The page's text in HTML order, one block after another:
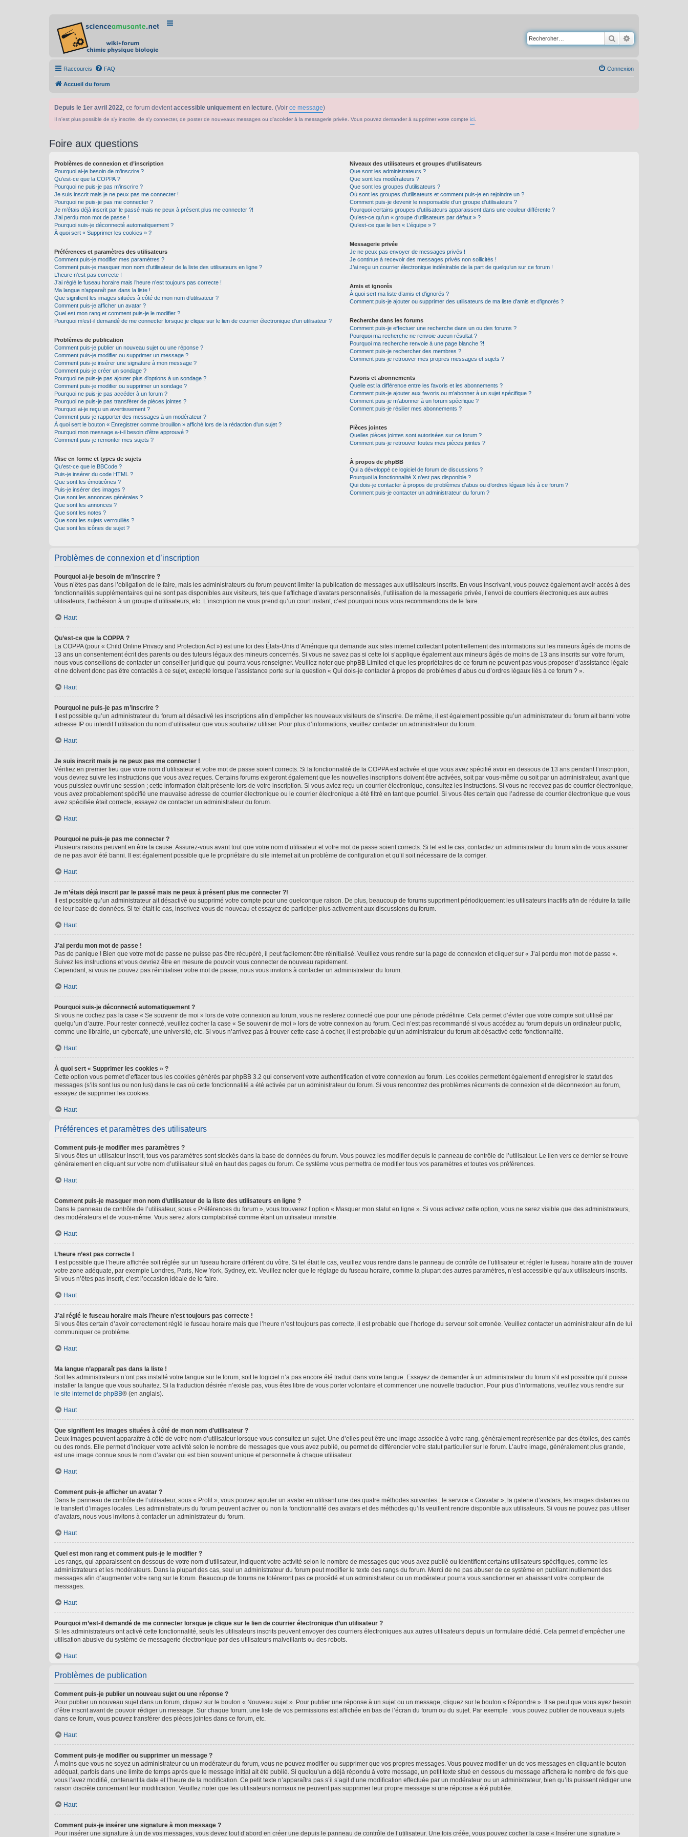
Rechercher
Raccourcis FAQ Connexion
Accueil du forum
Depuis le 1er avril 2022, ce forum devientaccessible uniquement en lecture. (Voir ce message)
Il n'est plus possible de s'y inscrire, de s'y connecter, de poster de nouveaux messages ou d'accéder à la messagerie privée. Vous pouvez demander à supprimer votre compte ici
Foire aux questions
Problèmes de connexion et d’inscription
Pourquoi ai-je besoin de m’inscrire ?
Qu’est-ce que la COPPA ?
Pourquoi ne puis-je pas m’inscrire ?
Je suis inscrit mais je ne peux pas me connecter !
Pourquoi ne puis-je pas me connecter ?
Je m’étais déjà inscrit par le passé mais ne peux à présent plus me connecter ?!
J’ai perdu mon mot de passe !
Pourquoi suis-je déconnecté automatiquement ?
À quoi sert « Supprimer les cookies » ?
Préférences et paramètres des utilisateurs
Comment puis-je modifier mes paramètres ?
Comment puis-je masquer mon nom d’utilisateur de la liste des utilisateurs en ligne ?
L’heure n’est pas correcte !
J’ai réglé le fuseau horaire mais l’heure n’est toujours pas correcte !
Ma langue n’apparaît pas dans la liste !
Que signifient les images situées à côté de mon nom d’utilisateur ?
Comment puis-je afficher un avatar ?
Quel est mon rang et comment puis-je le modifier ?
Pourquoi m’est-il demandé de me connecter lorsque je clique sur le lien de courrier électronique d’un utilisateur ?
Problèmes de publication
Comment puis-je publier un nouveau sujet ou une réponse ?
Comment puis-je modifier ou supprimer un message ?
Comment puis-je insérer une signature à mon message ?
Comment puis-je créer un sondage ?
Pourquoi ne puis-je pas ajouter plus d’options à un sondage ?
Comment puis-je modifier ou supprimer un sondage ?
Pourquoi ne puis-je pas accéder à un forum ?
Pourquoi ne puis-je pas transférer de pièces jointes ?
Pourquoi ai-je reçu un avertissement ?
Comment puis-je rapporter des messages à un modérateur ?
À quoi sert le bouton « Enregistrer comme brouillon » affiché lors de la rédaction d’un sujet ?
Pourquoi mon message a-t-il besoin d’être approuvé ?
Comment puis-je remonter mes sujets ?
Mise en forme et types de sujets
Qu’est-ce que le BBCode ?
Puis-je insérer du code HTML ?
Que sont les émoticônes ?
Puis-je insérer des images ?
Que sont les annonces générales ?
Que sont les annonces ?
Que sont les notes ?
Que sont les sujets verrouillés ?
Que sont les icônes de sujet ?
Niveaux des utilisateurs et groupes d’utilisateurs
Que sont les administrateurs ?
Que sont les modérateurs ?
Que sont les groupes d’utilisateurs ?
Où sont les groupes d’utilisateurs et comment puis-je en rejoindre un ?
Comment puis-je devenir le responsable d’un groupe d’utilisateurs ?
Pourquoi certains groupes d’utilisateurs apparaissent dans une couleur différente ?
Qu’est-ce qu’un « groupe d’utilisateurs par défaut » ?
Qu’est-ce que le lien « L’équipe » ?
Messagerie privée
Je ne peux pas envoyer de messages privés !
Je continue à recevoir des messages privés non sollicités !
J’ai reçu un courrier électronique indésirable de la part de quelqu’un sur ce forum !
Amis et ignorés
À quoi sert ma liste d’amis et d’ignorés ?
Comment puis-je ajouter ou supprimer des utilisateurs de ma liste d’amis et d’ignorés ?
Recherche dans les forums
Comment puis-je effectuer une recherche dans un ou des forums ?
Pourquoi ma recherche ne renvoie aucun résultat ?
Pourquoi ma recherche renvoie à une page blanche ?!
Comment puis-je rechercher des membres ?
Comment puis-je retrouver mes propres messages et sujets ?
Favoris et abonnements
Quelle est la différence entre les favoris et les abonnements ?
Comment puis-je ajouter aux favoris ou m’abonner à un sujet spécifique ?
Comment puis-je m’abonner à un forum spécifique ?
Comment puis-je résilier mes abonnements ?
Pièces jointes
Quelles pièces jointes sont autorisées sur ce forum ?
Comment puis-je retrouver toutes mes pièces jointes ?
À propos de phpBB
Qui a développé ce logiciel de forum de discussions ?
Pourquoi la fonctionnalité X n’est pas disponible ?
Qui dois-je contacter à propos de problèmes d’abus ou d’ordres légaux liés à ce forum ?
Comment puis-je contacter un administrateur du forum ?
Problèmes de connexion et d’inscription
Pourquoi ai-je besoin de m’inscrire ?
Vous n’êtes pas dans l’obligation de le faire, mais les administrateurs du forum peuvent limiter la publication de messages aux utilisateurs inscrits. En vous inscrivant, vous pouvez également avoir accès à des
fonctionnalités supplémentaires qui ne sont pas disponibles aux visiteurs, tels que l’affichage d’avatars personnalisés, l’utilisation de la messagerie privée, l’envoi de courriers électroniques aux autres
utilisateurs, l’adhésion à un groupe d’utilisateurs, etc. L’inscription ne vous prend qu’un court instant, c’est pourquoi nous vous recommandons de le faire.
Haut
Qu’est-ce que la COPPA ?
La COPPA (pour « Child Online Privacy and Protection Act ») est une loi des États-Unis d’Amérique qui demande aux sites internet collectant potentiellement des informations sur les mineurs âgés de moins de
13 ans un consentement écrit des parents ou des tuteurs légaux des mineurs concernés. Si vous ne savez pas si cette loi s’applique également aux mineurs âgés de moins de 13 ans inscrits sur votre forum,
nous vous conseillons de contacter un conseiller juridique qui pourra vous renseigner. Veuillez noter que phpBB Limited et que les propriétaires de ce forum ne peuvent pas vous proposer d’assistance légale
et ne doivent donc pas être contactés à ce sujet, excepté lorsque l’assistance porte sur la question « Qui dois-je contacter à propos de problèmes d’abus ou d’ordres légaux liés à ce forum ? ».
Haut
Pourquoi ne puis-je pas m’inscrire ?
Il est possible qu’un administrateur du forum ait désactivé les inscriptions afin d’empêcher les nouveaux visiteurs de s’inscrire. De même, il est également possible qu’un administrateur du forum ait banni votre
adresse IP ou interdit l’utilisation du nom d’utilisateur que vous souhaitez utiliser. Pour plus d’informations, veuillez contacter un administrateur du forum.
Haut
Je suis inscrit mais je ne peux pas me connecter !
Vérifiez en premier lieu que votre nom d’utilisateur et votre mot de passe soient corrects. Si la fonctionnalité de la COPPA est activée et que vous avez spécifié avoir en dessous de 13 ans pendant l’inscription,
vous devrez suivre les instructions que vous avez reçues. Certains forums exigeront également que les nouvelles inscriptions doivent être activées, soit par vous-même ou soit par un administrateur, avant que
vous puissiez ouvrir une session ; cette information était présente lors de votre inscription. Si vous aviez reçu un courrier électronique, consultez les instructions. Si vous ne recevez pas de courrier électronique,
vous avez probablement spécifié une mauvaise adresse de courrier électronique ou le courrier électronique a été filtré en tant que pourriel. Si vous êtes certain que l’adresse de courrier électronique que vous
avez spécifiée était correcte, essayez de contacter un administrateur du forum.
Haut
Pourquoi ne puis-je pas me connecter ?
Plusieurs raisons peuvent en être la cause. Assurez-vous avant tout que votre nom d’utilisateur et votre mot de passe soient corrects. Si tel est le cas, contactez un administrateur du forum afin de vous assurer
de ne pas avoir été banni. Il est également possible que le propriétaire du site internet ait un problème de configuration et qu’il soit nécessaire de la corriger.
Haut
Je m’étais déjà inscrit par le passé mais ne peux à présent plus me connecter ?!
Il est possible qu’un administrateur ait désactivé ou supprimé votre compte pour une quelconque raison. De plus, beaucoup de forums suppriment périodiquement les utilisateurs inactifs afin de réduire la taille
de leur base de données. Si tel était le cas, inscrivez-vous de nouveau et essayez de participer plus activement aux discussions du forum.
Haut
J’ai perdu mon mot de passe !
Pas de panique ! Bien que votre mot de passe ne puisse pas être récupéré, il peut facilement être réinitialisé. Veuillez vous rendre sur la page de connexion et cliquer sur « J’ai perdu mon mot de passe ».
Suivez les instructions et vous devriez être en mesure de pouvoir vous connecter de nouveau rapidement.
Cependant, si vous ne pouvez pas réinitialiser votre mot de passe, nous vous invitons à contacter un administrateur du forum.
Haut
Pourquoi suis-je déconnecté automatiquement ?
Si vous ne cochez pas la case « Se souvenir de moi » lors de votre connexion au forum, vous ne resterez connecté que pour une période prédéfinie. Cela permet d’éviter que votre compte soit utilisé par
quelqu’un d’autre. Pour rester connecté, veuillez cocher la case « Se souvenir de moi » lors de votre connexion au forum. Ceci n’est pas recommandé si vous accédez au forum depuis un ordinateur public,
comme une librairie, un cybercafé, une université, etc. Si vous n’arrivez pas à trouver cette case à cocher, il est probable qu’un administrateur du forum ait désactivé cette fonctionnalité.
Haut
À quoi sert « Supprimer les cookies » ?
Cette option vous permet d’effacer tous les cookies générés par phpBB 3.2 qui conservent votre authentification et votre connexion au forum. Les cookies permettent également d’enregistrer le statut des
messages (s’ils sont lus ou non lus) dans le cas où cette fonctionnalité a été activée par un administrateur du forum. Si vous rencontrez des problèmes récurrents de connexion et de déconnexion au forum,
essayez de supprimer les cookies.
Haut
Préférences et paramètres des utilisateurs
Comment puis-je modifier mes paramètres ?
Si vous êtes un utilisateur inscrit, tous vos paramètres sont stockés dans la base de données du forum. Vous pouvez les modifier depuis le panneau de contrôle de l’utilisateur. Le lien vers ce dernier se trouve
généralement en cliquant sur votre nom d’utilisateur situé en haut des pages du forum. Ce système vous permettra de modifier tous vos paramètres et toutes vos préférences.
Haut
Comment puis-je masquer mon nom d’utilisateur de la liste des utilisateurs en ligne ?
Dans le panneau de contrôle de l’utilisateur, sous « Préférences du forum », vous trouverez l’option « Masquer mon statut en ligne ». Si vous activez cette option, vous ne serez visible que des administrateurs,
des modérateurs et de vous-même. Vous serez alors comptabilisé comme étant un utilisateur invisible.
Haut
L’heure n’est pas correcte !
Il est possible que l’heure affichée soit réglée sur un fuseau horaire différent du vôtre. Si tel était le cas, veuillez vous rendre dans le panneau de contrôle de l’utilisateur et régler le fuseau horaire afin de trouver
votre zone adéquate, par exemple Londres, Paris, New York, Sydney, etc. Veuillez noter que le réglage du fuseau horaire, comme la plupart des autres paramètres, n’est accessible qu’aux utilisateurs inscrits.
Si vous n’êtes pas inscrit, c’est l’occasion idéale de le faire.
Haut
J’ai réglé le fuseau horaire mais l’heure n’est toujours pas correcte !
Si vous êtes certain d’avoir correctement réglé le fuseau horaire mais que l’heure n’est toujours pas correcte, il est probable que l’horloge du serveur soit erronée. Veuillez contacter un administrateur afin de lui
communiquer ce problème.
Haut
Ma langue n’apparaît pas dans la liste !
Soit les administrateurs n’ont pas installé votre langue sur le forum, soit le logiciel n’a pas encore été traduit dans votre langue. Essayez de demander à un administrateur du forum s’il est possible qu’il puisse
installer la langue que vous souhaitez. Si la traduction désirée n’existe pas, vous êtes libre de vous porter volontaire et commencer une nouvelle traduction. Pour plus d’informations, veuillez vous rendre sur
le site internet de phpBB® (en anglais).
Haut
Que signifient les images situées à côté de mon nom d’utilisateur ?
Deux images peuvent apparaître à côté de votre nom d’utilisateur lorsque vous consultez un sujet. Une d’elles peut être une image associée à votre rang, généralement représentée par des étoiles, des carrés
ou des ronds. Elle permet d’indiquer votre activité selon le nombre de messages que vous avez publié, ou permet de différencier votre statut particulier sur le forum. L’autre image, généralement plus grande,
est une image connue sous le nom d’avatar qui est bien souvent unique et personnelle à chaque utilisateur.
Haut
Comment puis-je afficher un avatar ?
Dans le panneau de contrôle de l’utilisateur, sous « Profil », vous pouvez ajouter un avatar en utilisant une des quatre méthodes suivantes : le service « Gravatar », la galerie d’avatars, les images distantes ou
le transfert d’images locales. Les administrateurs du forum peuvent activer ou non la fonctionnalité des avatars et des méthodes qu’ils veuillent rendre disponible aux utilisateurs. Si vous ne pouvez pas utiliser
d’avatars, nous vous invitons à contacter un administrateur du forum.
Haut
Quel est mon rang et comment puis-je le modifier ?
Les rangs, qui apparaissent en dessous de votre nom d’utilisateur, indiquent votre activité selon le nombre de messages que vous avez publié ou identifient certains utilisateurs spécifiques, comme les
administrateurs et les modérateurs. Dans la plupart des cas, seul un administrateur du forum peut modifier le texte des rangs du forum. Merci de ne pas abuser de ce système en publiant inutilement des
messages afin d’augmenter votre rang sur le forum. Beaucoup de forums ne toléreront pas ce procédé et un administrateur ou un modérateur pourra vous sanctionner en abaissant votre compteur de
messages.
Haut
Pourquoi m’est-il demandé de me connecter lorsque je clique sur le lien de courrier électronique d’un utilisateur ?
Si les administrateurs ont activé cette fonctionnalité, seuls les utilisateurs inscrits peuvent envoyer des courriers électroniques aux autres utilisateurs depuis un formulaire dédié. Cela permet d’empêcher une
utilisation abusive du système de messagerie électronique par des utilisateurs malveillants ou des robots.
Haut
Problèmes de publication
Comment puis-je publier un nouveau sujet ou une réponse ?
Pour publier un nouveau sujet dans un forum, cliquez sur le bouton « Nouveau sujet ». Pour publier une réponse à un sujet ou un message, cliquez sur le bouton « Répondre ». Il se peut que vous ayez besoin
d’être inscrit avant de pouvoir rédiger un message. Sur chaque forum, une liste de vos permissions est affichée en bas de l’écran du forum ou du sujet. Par exemple : vous pouvez publier de nouveaux sujets
dans ce forum, vous pouvez transférer des pièces jointes dans ce forum, etc.
Haut
Comment puis-je modifier ou supprimer un message ?
À moins que vous ne soyez un administrateur ou un modérateur du forum, vous ne pouvez modifier ou supprimer que vos propres messages. Vous pouvez modifier un de vos messages en cliquant le bouton
adéquat, parfois dans une limite de temps après que le message initial ait été publié. Si quelqu’un a déjà répondu à votre message, un petit texte situé en dessous du message affichera le nombre de fois que
vous l’avez modifié, contenant la date et l’heure de la modification. Ce petit texte n’apparaîtra pas s’il s’agit d’une modification effectuée par un modérateur ou un administrateur, bien qu’ils puissent rédiger une
raison discrète concernant leur modification. Veuillez noter que les utilisateurs normaux ne peuvent pas supprimer leur propre message si une réponse a été publiée.
Haut
Comment puis-je insérer une signature à mon message ?
Pour insérer une signature à un de vos messages, vous devez tout d’abord en créer une depuis le panneau de contrôle de l’utilisateur. Une fois créée, vous pouvez cocher la case « Insérer une signature »